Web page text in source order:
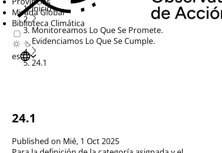
Mirada Global
Biblioteca Climática
es
Ruta
de
navegación
Inicio
Monitoreamos Lo Que Se Promete.
Evidenciamos Lo Que Se Cumple.
24.1
24.1
Published on Mié, 1 Oct 2025